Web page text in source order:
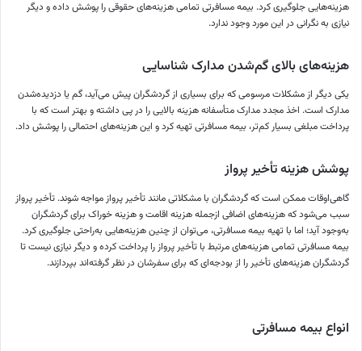
هزینه‌هایی جلوگیری کرد. بیمه مسافرتی تمامی هزینه‌های حقوقی را پوشش داده و دیگر
نیازی به نگرانی در این مورد وجود ندارد.
هزینه‌های بالای گم‌شدن مدارک شناسایی
یکی دیگر از مشکلات مرسومی که برای بسیاری از گردشگران پیش می‌آید، گم یا دزدیده‌شدن
مدارک است. اخذ مجدد مدارک متأسفانه هزینه بالایی را در پی داشته و بهتر است که با
پرداخت مبلغی بسیار کم‌تر، بیمه مسافرتی تهیه کرد و این هزینه‌های احتمالی را پوشش داد.
پوشش هزینه تأخیر پرواز
گاهی‌اوقات ممکن است که گردشگران با مشکلاتی مانند تأخیر پرواز مواجه شوند. تأخیر پرواز
سبب می‌شود که هزینه‌های اضافی ازجمله هزینه اقامت و هزینه خوراک برای گردشگران
به‌وجود آید؛ اما با تهیه بیمه مسافرتی، می‌توان از چنین هزینه‌هایی به‌راحتی جلوگیری کرد.
بیمه مسافرتی تمامی هزینه‌های مرتبط با تأخیر پرواز را پرداخت کرده و دیگر نیازی نیست تا
گردشگران هزینه‌های تأخیر را از بودجه‌ای که برای سفرشان در نظر گرفته‌اند بپردازند.
انواع بیمه مسافرتی